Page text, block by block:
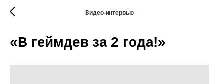
Видео-интервью
«В геймдев за 2 года!»